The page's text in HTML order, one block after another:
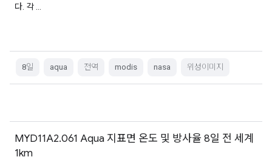
다. 각 …
8일 aqua 전역 modis nasa 위성이미지
MYD11A2.061 Aqua 지표면 온도 및 방사율 8일 전 세계
1km